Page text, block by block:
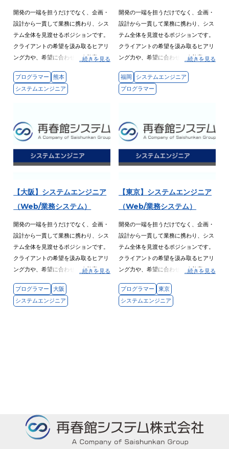
開発の一端を担うだけでなく、企画・
設計から一貫して業務に携わり、シス
テム全体を見渡せるポジションです。
クライアントの希望を汲み取るヒアリ
ング力や、希望に合わせた改善案を提
技術のスペシャリストだけでなく、総
合力を身に付けたゼネラリスト（組織
...続きを見る
プログラマー
熊本
システムエンジニア
開発の一端を担うだけでなく、企画・
設計から一貫して業務に携わり、シス
テム全体を見渡せるポジションです。
クライアントの希望を汲み取るヒアリ
ング力や、希望に合わせた改善案を提
技術のスペシャリストだけでなく、総
合力を身に付けたゼネラリスト（組織
...続きを見る
福岡
システムエンジニア
プログラマー
【大阪】システムエンジニア
（Web/業務システム）
開発の一端を担うだけでなく、企画・
設計から一貫して業務に携わり、シス
テム全体を見渡せるポジションです。
クライアントの希望を汲み取るヒアリ
ング力や、希望に合わせた改善案を提
技術のスペシャリストだけでなく、総
合力を身に付けたゼネラリスト（組織
...続きを見る
プログラマー
大阪
システムエンジニア
【東京】システムエンジニア
（Web/業務システム）
開発の一端を担うだけでなく、企画・
設計から一貫して業務に携わり、シス
テム全体を見渡せるポジションです。
クライアントの希望を汲み取るヒアリ
ング力や、希望に合わせた改善案を提
技術のスペシャリストだけでなく、総
合力を身に付けたゼネラリスト（組織
...続きを見る
プログラマー
東京
システムエンジニア